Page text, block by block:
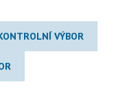
VÝBOR